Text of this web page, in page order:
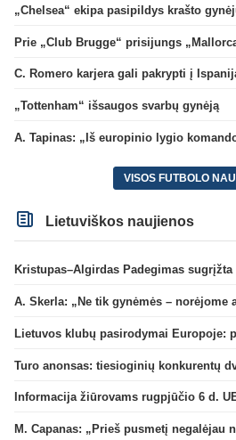
„Chelsea“ ekipa pasipildys krašto
C. Romero karjera gali pakrypti į
„Tottenham“ išsaugos svarbų gynėją
VISOS FUTBOLO
Lietuviškos naujienos
A. Skerla: „Ne tik gynėmės – norėjome
Turo anonsas: tiesioginių konkurentų
Informacija žiūrovams rugpjūčio 6 d.